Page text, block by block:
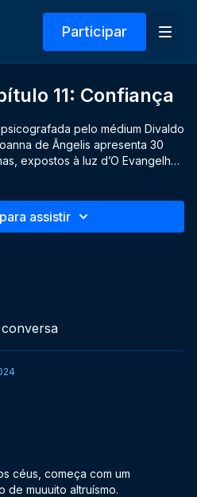
Participar
11: Confiança
pelo médium Divaldo
de Ângelis apresenta 30
expostos à luz d’O Evangelho
nos auxiliar a alcançar o bem
assistir
céus, começa com um
de muuuito altruísmo.